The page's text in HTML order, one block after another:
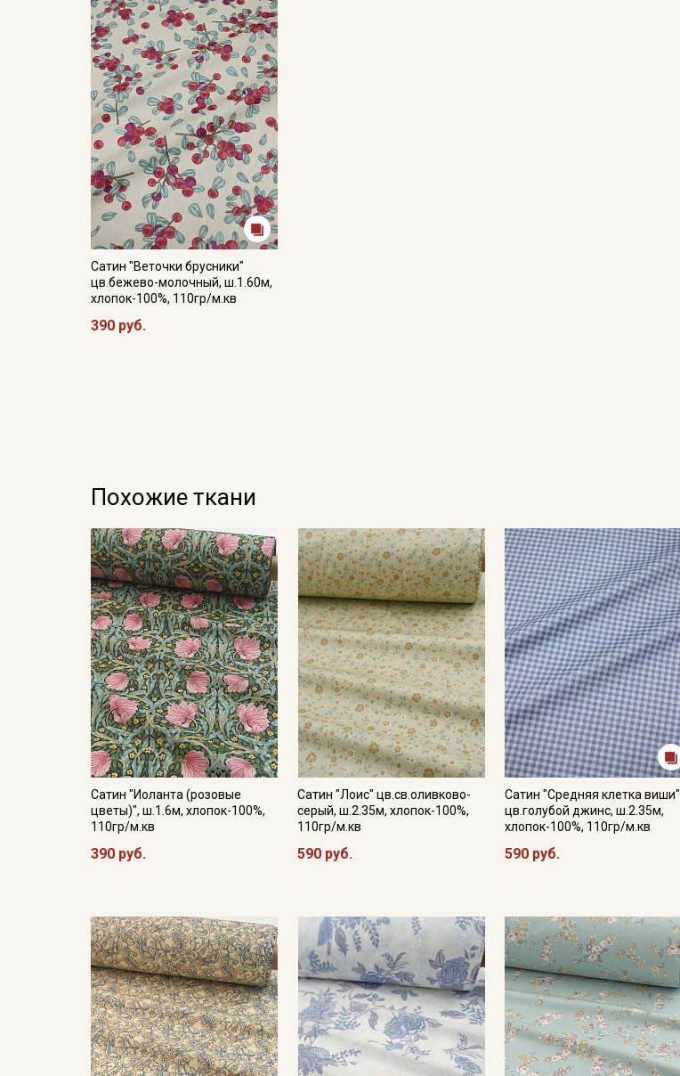
Сатин "Веточки брусники"
цв.бежево-молочный, ш.1.60м,
хлопок-100%, 110гр/м.кв
390 руб.
Похожие ткани
Сатин "Иоланта (розовые
цветы)", ш.1.6м, хлопок-100%,
110гр/м.кв
390 руб.
Сатин "Лоис" цв.св.оливково-
серый, ш.2.35м, хлопок-100%,
110гр/м.кв
590 руб.
Сатин "Средняя клетка виши"
цв.голубой джинс, ш.2.35м,
хлопок-100%, 110гр/м.кв
590 руб.
информационных рассылок